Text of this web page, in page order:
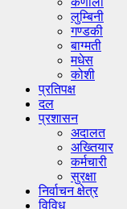
लुम्बिनी
गण्डकी
बाग्मती
मधेस
कोशी
प्रतिपक्ष
दल
प्रशासन
अदालत
अख्तियार
कर्मचारी
सुरक्षा
निर्वाचन क्षेत्र
विविध